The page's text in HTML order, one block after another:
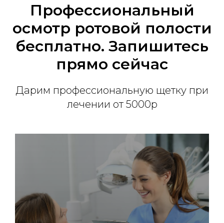
Профессиональный
осмотр ротовой полости
бесплатно. Запишитесь
прямо сейчас
Дарим профессиональную щетку при
лечении от 5000р